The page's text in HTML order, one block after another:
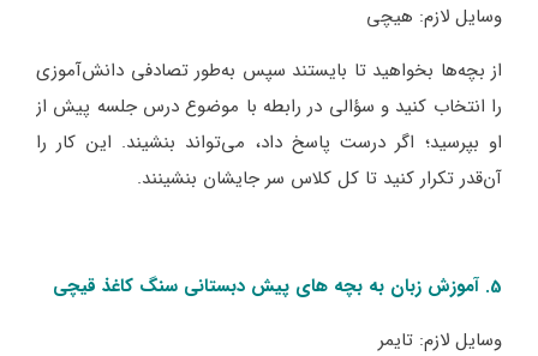
وسایل لازم: هیچی
از بچه‌ها بخواهید تا بایستند سپس به‌طور تصادفی دانش‌آموزی
را انتخاب کنید و سؤالی در رابطه با موضوع درس جلسه پیش از
او بپرسید؛ اگر درست پاسخ داد، می‌تواند بنشیند. این کار را
آن‌قدر تکرار کنید تا کل کلاس سر جایشان بنشینند.
5. آموزش زبان به بچه‌ های پیش دبستانی سنگ کاغذ قیچی
وسایل لازم: تایمر